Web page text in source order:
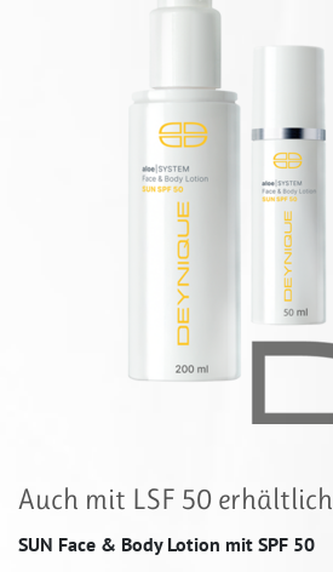
Auch mit LSF 50 erhältlich
SUN Face & Body Lotion mit SPF 50